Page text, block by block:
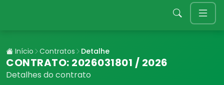
Início Contratos Detalhe
CONTRATO: 2026031801 / 2026
Detalhes do contrato